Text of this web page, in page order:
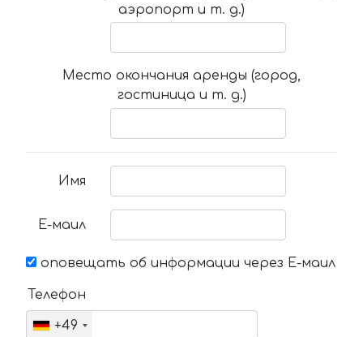
аэропорт и т. д.)
Место окончания аренды (город,
гостиница и т. д.)
Имя
Е-маил
оповещать об информации через Е-маил
Телефон
+49